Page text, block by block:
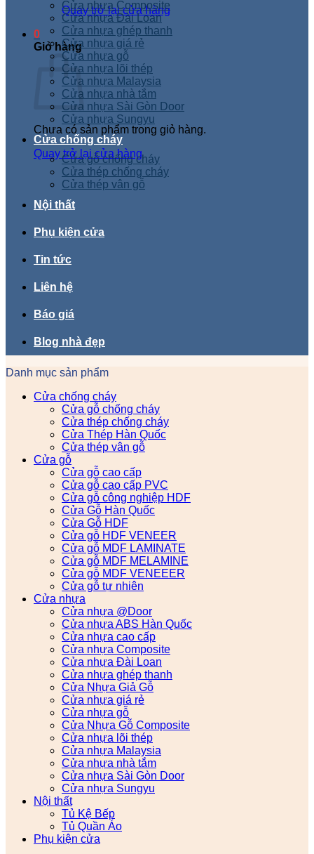
Quay trở lại cửa hàng
0
Giỏ hàng
Chưa có sản phẩm trong giỏ hàng.
Quay trở lại cửa hàng
Cửa nhựa Composite
Cửa nhựa Đài Loan
Cửa nhựa ghép thanh
Cửa nhựa giá rẻ
Cửa nhựa gỗ
Cửa nhựa lõi thép
Cửa nhựa Malaysia
Cửa nhựa nhà tắm
Cửa nhựa Sài Gòn Door
Cửa nhựa Sungyu
Cửa chống cháy
Cửa gỗ chống cháy
Cửa thép chống cháy
Cửa thép vân gỗ
Nội thất
Phụ kiện cửa
Tin tức
Liên hệ
Báo giá
Blog nhà đẹp
Danh mục sản phẩm
Cửa chống cháy
Cửa gỗ chống cháy
Cửa thép chống cháy
Cửa Thép Hàn Quốc
Cửa thép vân gỗ
Cửa gỗ
Cửa gỗ cao cấp
Cửa gỗ cao cấp PVC
Cửa gỗ công nghiệp HDF
Cửa Gỗ Hàn Quốc
Cửa Gỗ HDF
Cửa gỗ HDF VENEER
Cửa gỗ MDF LAMINATE
Cửa gỗ MDF MELAMINE
Cửa gỗ MDF VENEEER
Cửa gỗ tự nhiên
Cửa nhựa
Cửa nhựa @Door
Cửa nhựa ABS Hàn Quốc
Cửa nhựa cao cấp
Cửa nhựa Composite
Cửa nhựa Đài Loan
Cửa nhựa ghép thanh
Cửa Nhựa Giả Gỗ
Cửa nhựa giá rẻ
Cửa nhựa gỗ
Cửa Nhựa Gỗ Composite
Cửa nhựa lõi thép
Cửa nhựa Malaysia
Cửa nhựa nhà tắm
Cửa nhựa Sài Gòn Door
Cửa nhựa Sungyu
Nội thất
Tủ Kệ Bếp
Tủ Quần Áo
Phụ kiện cửa